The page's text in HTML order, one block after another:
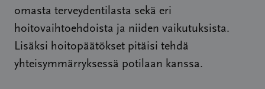
omasta terveydentilasta sekä eri
hoitovaihtoehdoista ja niiden vaikutuksista.
Lisäksi hoitopäätökset pitäisi tehdä
yhteisymmärryksessä potilaan kanssa.